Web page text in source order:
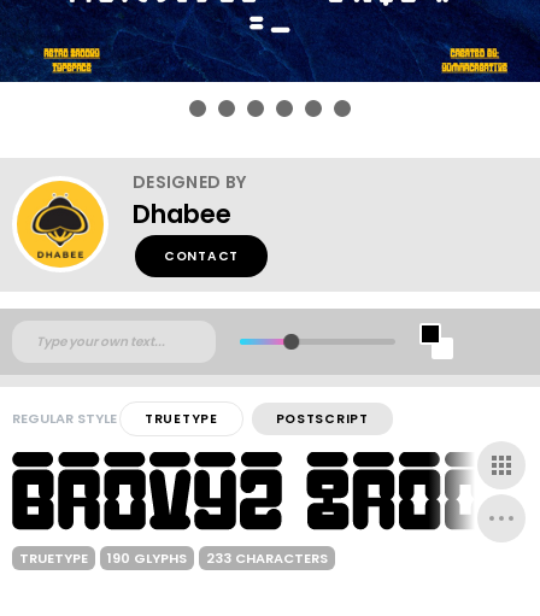
DESIGNED BY
Dhabee
CONTACT
REGULAR STYLE TRUETYPE POSTSCRIPT
TRUETYPE 190 GLYPHS 233 CHARACTERS